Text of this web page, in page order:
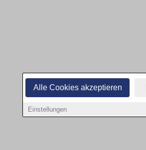
Alle Cookies akzeptieren
Einstellungen